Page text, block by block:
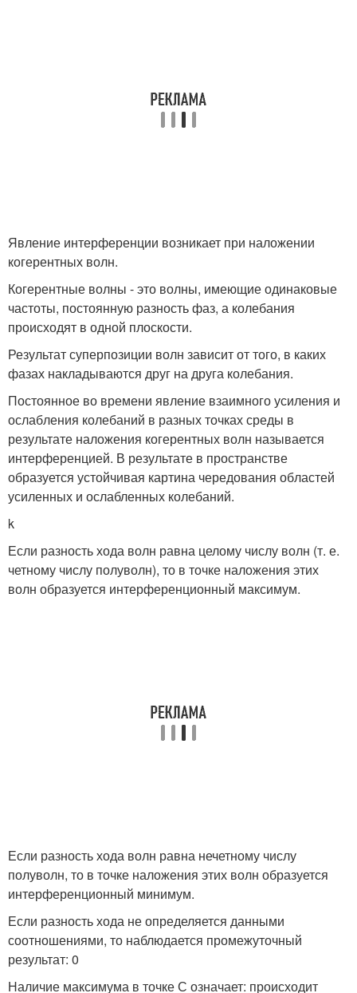
Явление интерференции возникает при наложении
когерент­ных волн.
Когерентные волны - это волны, имеющие одинаковые
частоты, постоянную раз­ность фаз, а колебания
происходят в одной плоскости.
Результат суперпозиции волн зависит от того, в каких
фазах накладываются друг на друга колебания.
Постоянное во времени явление взаимного усиления и
ослаб­ления колебаний в разных точках среды в
результате наложения когерентных волн называется
интерференцией. В результате в пространстве
образуется устойчивая картина чередования об­ластей
усиленных и ослабленных колебаний.
k
Если разность хода волн равна целому числу волн (т. е.
четному числу по­луволн), то в точке наложения этих
волн образуется интерференционный максимум.
Если разность хода волн равна нечетному числу
полуволн, то в точке наложения этих волн образуется
интерференционный минимум.
Если разность хода не определяется данными
соотношениями, то наблюдается промежуточный
результат: 0
Наличие максимума в точке С означает: происходит